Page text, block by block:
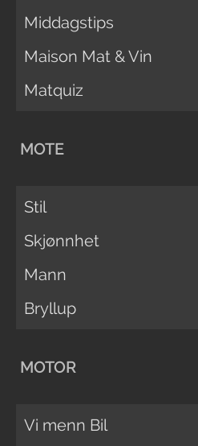
Middagstips
Maison Mat & Vin
Matquiz
MOTE
Stil
Skjønnhet
Mann
Bryllup
MOTOR
Vi menn Bil